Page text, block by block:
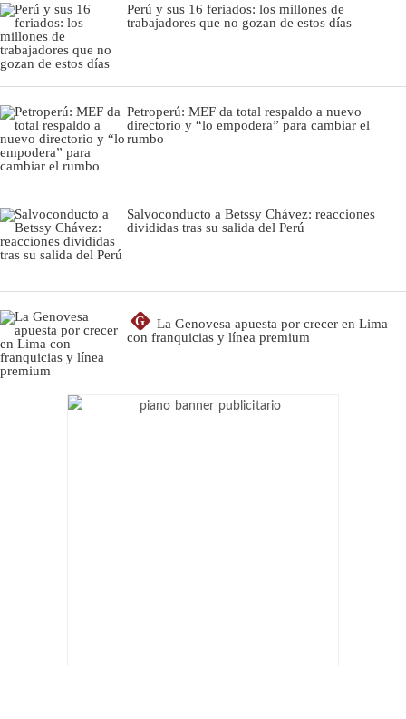
Perú y sus 16 feriados: los millones de
trabajadores que no gozan de estos días
Petroperú: MEF da total respaldo a nuevo
directorio y “lo empodera” para cambiar el
rumbo
Salvoconducto a Betssy Chávez: reacciones
divididas tras su salida del Perú
G
La Genovesa apuesta por crecer en Lima
con franquicias y línea premium